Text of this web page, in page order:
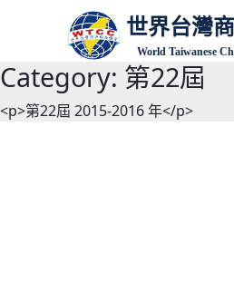
世界台灣
World Taiwanese
Category: 第22屆
<p>第22屆 2015-2016 年</p>